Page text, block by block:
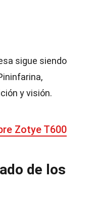
sigue siendo
y visión.
Zotye T600
de los